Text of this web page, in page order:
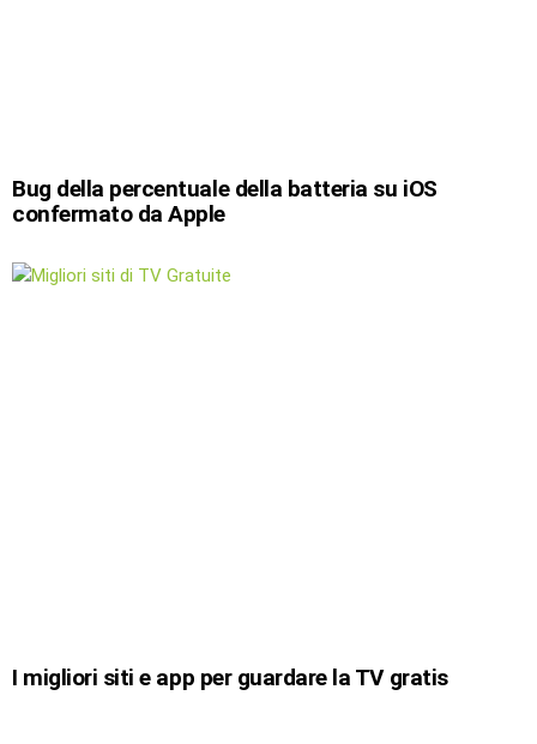
Bug della percentuale della batteria su iOS
confermato da Apple
I migliori siti e app per guardare la TV gratis